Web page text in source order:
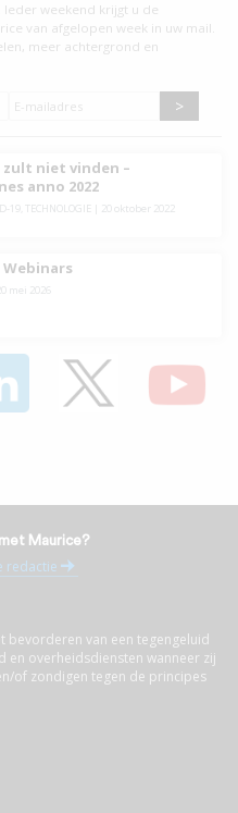
leder weekend krijgt u de
van afgelopen week in uw mail.
meer achtergrond en
E-
zult niet vinden –
anno 2022
19, TECHNOLOGIE 20 oktober 2022
Webinars
mei 2026
Maurice?
redactie
bevorderen van een tegengeluid
overheidsdiensten wanneer zij
of zondigen tegen de principes